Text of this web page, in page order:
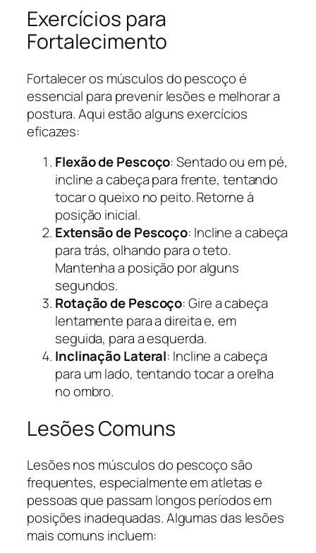
Exercícios para
Fortalecimento
Fortalecer os músculos do pescoço é
essencial para prevenir lesões e melhorar a
postura. Aqui estão alguns exercícios
eficazes:
Flexão de Pescoço: Sentado ou em pé,
incline a cabeça para frente, tentando
tocar o queixo no peito. Retorne à
posição inicial.
Extensão de Pescoço: Incline a cabeça
para trás, olhando para o teto.
Mantenha a posição por alguns
segundos.
Rotação de Pescoço: Gire a cabeça
lentamente para a direita e, em
seguida, para a esquerda.
Inclinação Lateral: Incline a cabeça
para um lado, tentando tocar a orelha
no ombro.
Lesões Comuns
Lesões nos músculos do pescoço são
frequentes, especialmente em atletas e
pessoas que passam longos períodos em
posições inadequadas. Algumas das lesões
mais comuns incluem: